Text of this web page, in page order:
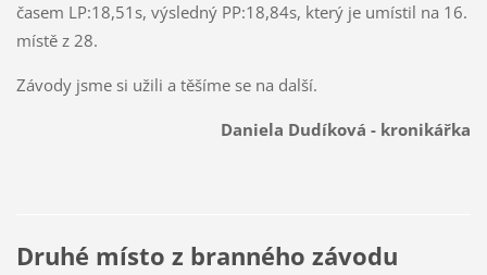
časem LP:18,51s, výsledný PP:18,84s, který je umístil na 16.
místě z 28.
Závody jsme si užili a těšíme se na další.
Daniela Dudíková - kronikářka
Druhé místo z branného závodu